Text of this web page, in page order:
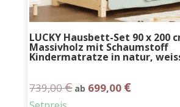
LUCKY Hausbett-Set 90 x 200
Massivholz mit Schaumstoff
Kindermatratze in natur,
739,00€ ab 699,00 €